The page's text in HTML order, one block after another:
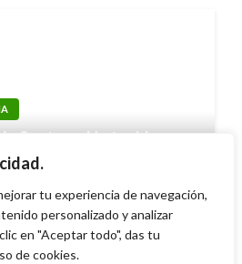
tu experiencia de navegación,
personalizado y analizar
en "Aceptar todo", das tu
de cookies.
Santos: «He tenido
pero han sido
14, 2016